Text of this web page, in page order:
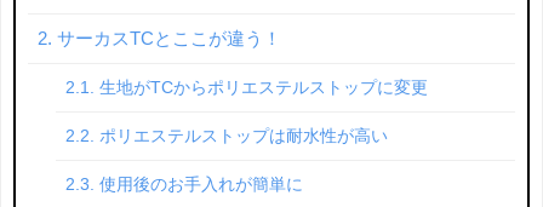
サーカスTCとここが違う！
生地がTCからポリエステルストップに変更
ポリエステルストップは耐水性が高い
使用後のお手入れが簡単に